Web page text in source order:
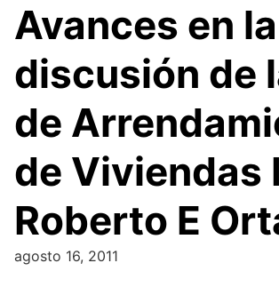
Avances en la
discusión de
de
de Viviendas
Roberto E
agosto 16, 2011